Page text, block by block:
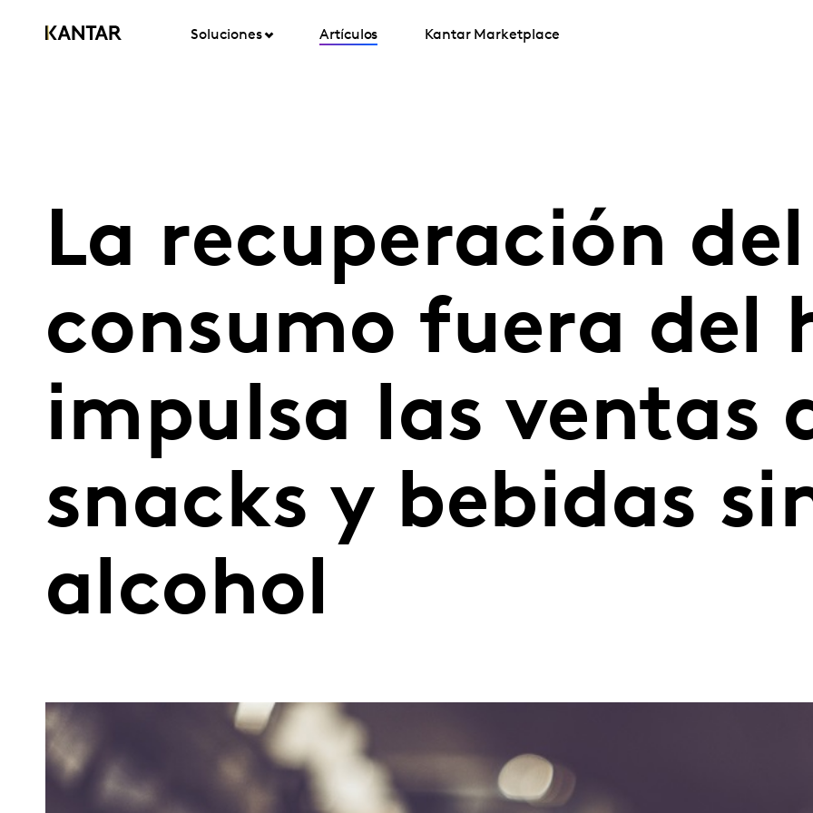
Soluciones Artículos Kantar Marketplace
La recuperación del
consumo fuera del
impulsa las ventas
snacks y bebidas
alcohol